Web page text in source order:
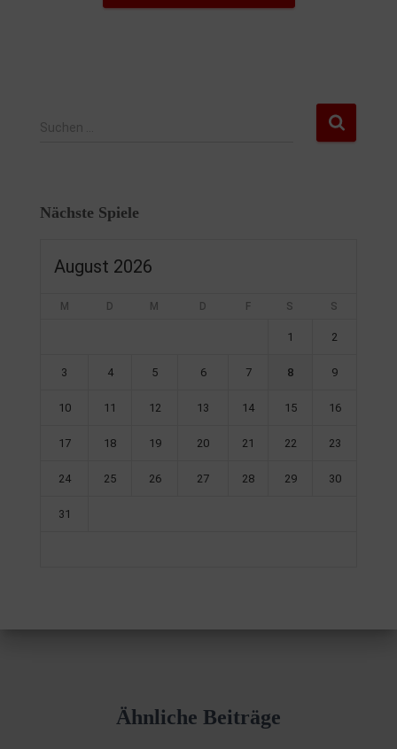
Suchen …
Nächste Spiele
August 2026
M D M D F S S
1 2
3 4 5 6 7 8 9
10 11 12 13 14 15 16
17 18 19 20 21 22 23
24 25 26 27 28 29 30
31
Ähnliche Beiträge